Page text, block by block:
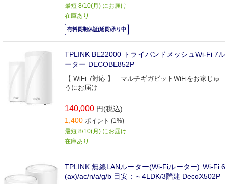
最短 8/10(月) にお届け
在庫あり
有料長期保証(延長)承り中
TPLINK BE22000 トライバンドメッシュWi-Fi 7ル
ーター DECOBE852P
【 WiFi 7対応 】 マルチギガビットWiFiをお家じゅ
うにお届け
140,000 円(税込)
1,400 ポイント (1%)
最短 8/10(月) にお届け
在庫あり
TPLINK 無線LANルーター(Wi-Fiルーター) Wi-Fi 6
(ax)/ac/n/a/g/b 目安：～4LDK/3階建 DecoX502P